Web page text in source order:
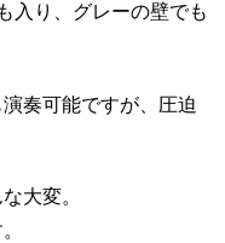
入り、グレーの壁でも
奏可能ですが、圧迫
大変。